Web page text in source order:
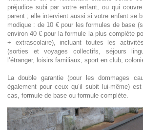
préjudice subi par votre enfant, ou qui
parent ; elle intervient aussi si votre enfant se
modique : de 10 € pour les formules de base
environ 40 € pour la formule la plus complète
+ extrascolaire), incluant toutes les
(sorties et voyages collectifs, séjours
l’étranger, loisirs familiaux, sport en club,
La double garantie (pour les dommages
également pour ceux qu’il subit lui-même)
cas, formule de base ou formule complète.